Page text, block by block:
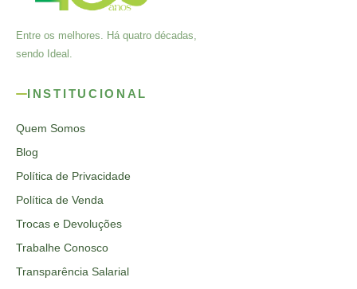
Entre os melhores. Há quatro décadas,
sendo Ideal.
INSTITUCIONAL
Quem Somos
Blog
Política de Privacidade
Política de Venda
Trocas e Devoluções
Trabalhe Conosco
Transparência Salarial